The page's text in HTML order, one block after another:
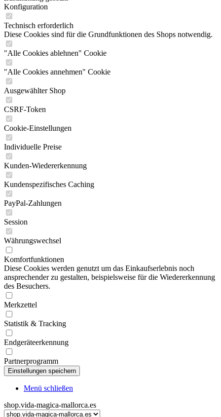
Konfiguration
Technisch erforderlich
Diese Cookies sind für die Grundfunktionen des Shops notwendig.
"Alle Cookies ablehnen" Cookie
"Alle Cookies annehmen" Cookie
Ausgewählter Shop
CSRF-Token
Cookie-Einstellungen
Individuelle Preise
Kunden-Wiedererkennung
Kundenspezifisches Caching
PayPal-Zahlungen
Session
Währungswechsel
Komfortfunktionen
Diese Cookies werden genutzt um das Einkaufserlebnis noch
ansprechender zu gestalten, beispielsweise für die Wiedererkennung
des Besuchers.
Merkzettel
Statistik & Tracking
Endgeräteerkennung
Partnerprogramm
Menü schließen
shop.vida-magica-mallorca.es